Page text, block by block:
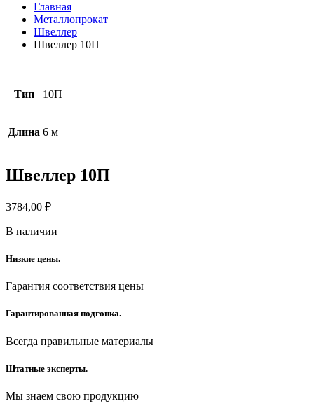
Главная
Металлопрокат
Швеллер
Швеллер 10П
Тип 10П
Длина 6 м
Швеллер 10П
3784,00 ₽
В наличии
Низкие цены.
Гарантия соответствия цены
Гарантированная подгонка.
Всегда правильные материалы
Штатные эксперты.
Мы знаем свою продукцию